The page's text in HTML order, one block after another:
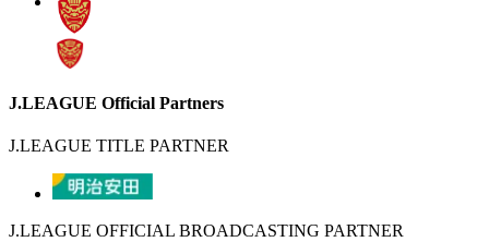
J.LEAGUE Official Partners
J.LEAGUE TITLE PARTNER
J.LEAGUE OFFICIAL BROADCASTING PARTNER